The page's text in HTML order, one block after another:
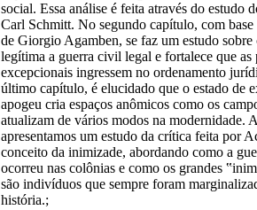
social. Essa análise é feita através do estudo
Carl Schmitt. No segundo capítulo, com base
de Giorgio Agamben, se faz um estudo
legítima a guerra civil legal e fortalece que as
excepcionais ingressem no ordenamento
último capítulo, é elucidado que o estado de
apogeu cria espaços anômicos como os
atualizam de vários modos na modernidade.
apresentamos um estudo da crítica feita por
conceito da inimizade, abordando como a
ocorreu nas colônias e como os grandes
são indivíduos que sempre foram
história.;